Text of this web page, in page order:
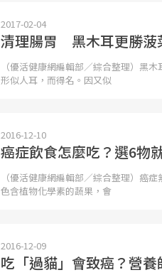
2017-02-04
清理腸胃 黑木耳更勝菠
（優活健康網編輯部／綜合整理）黑
形似人耳，而得名。因又似
2016-12-10
癌症飲食怎麼吃？選6物
（優活健康網編輯部／綜合整理）癌
色含植物化學素的蔬果，會
2016-12-09
吃「過貓」會致癌？營養